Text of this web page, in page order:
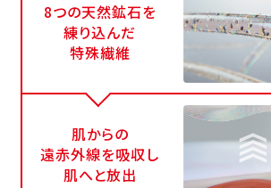
8つの天然鉱石を
練り込んだ
特殊繊維
肌からの
遠赤外線を吸収し
肌へと放出